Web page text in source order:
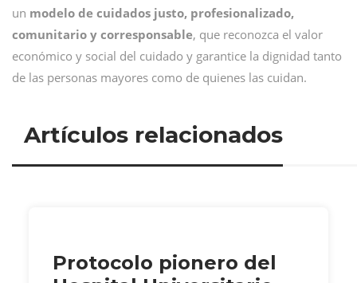
un modelo de cuidados justo, profesionalizado,
comunitario y corresponsable, que reconozca el valor
económico y social del cuidado y garantice la dignidad tanto
de las personas mayores como de quienes las cuidan.
Artículos relacionados
Protocolo pionero del